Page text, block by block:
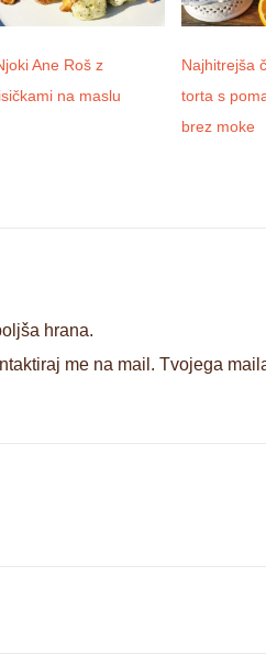
Ane Roš z
na maslu
Najhitrejša
torta s
brez moke
hrana.
me na mail. Tvojega